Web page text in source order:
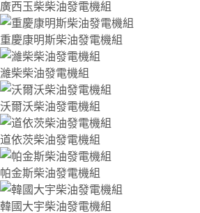
廣西玉柴柴油發電機組
重慶康明斯柴油發電機組
濰柴柴油發電機組
沃爾沃柴油發電機組
道依茨柴油發電機組
帕金斯柴油發電機組
韓國大宇柴油發電機組